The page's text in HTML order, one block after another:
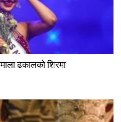
ढकालको शिरमा